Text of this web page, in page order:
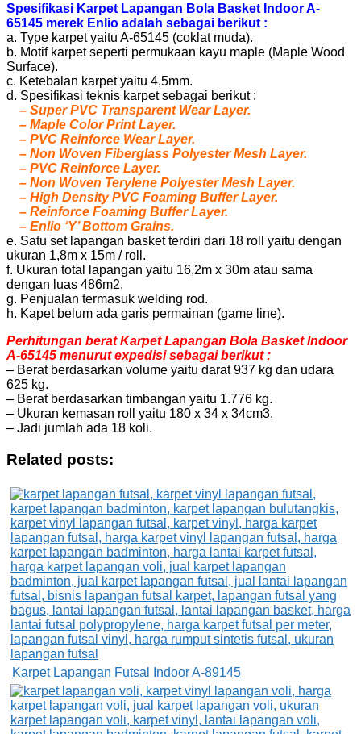
Spesifikasi Karpet Lapangan Bola Basket Indoor A-
65145 merek Enlio adalah sebagai berikut :
a. Type karpet yaitu A-65145 (coklat muda).
b. Motif karpet seperti permukaan kayu maple (Maple Wood
Surface).
c. Ketebalan karpet yaitu 4,5mm.
d. Spesifikasi teknis karpet sebagai berikut :
– Super PVC Transparent Wear Layer.
– Maple Color Print Layer.
– PVC Reinforce Wear Layer.
– Non Woven Fiberglass Polyester Mesh Layer.
– PVC Reinforce Layer.
– Non Woven Terylene Polyester Mesh Layer.
– High Density PVC Foaming Buffer Layer.
– Reinforce Foaming Buffer Layer.
– Enlio ‘Y’ Bottom Grains.
e. Satu set lapangan basket terdiri dari 18 roll yaitu dengan
ukuran 1,8m x 15m / roll.
f. Ukuran total lapangan yaitu 16,2m x 30m atau sama
dengan luas 486m2.
g. Penjualan termasuk welding rod.
h. Kapet belum ada garis permainan (game line).
Perhitungan berat Karpet Lapangan Bola Basket Indoor
A-65145 menurut expedisi sebagai berikut :
– Berat berdasarkan volume yaitu darat 937 kg dan udara
625 kg.
– Berat berdasarkan timbangan yaitu 1.776 kg.
– Ukuran kemasan roll yaitu 180 x 34 x 34cm3.
– Jadi jumlah ada 18 koli.
Related posts:
Karpet Lapangan Futsal Indoor A-89145